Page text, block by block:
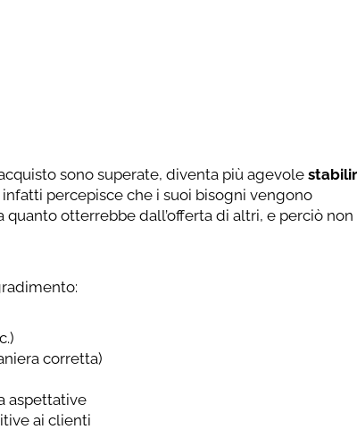
sono superate, diventa più agevole
percepisce che i suoi bisogni vengono
otterrebbe dall’offerta di altri, e perciò non
corretta)
aspettative
ai clienti